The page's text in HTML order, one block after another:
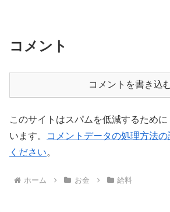
コメント
コメントを書き込
このサイトはスパムを低減するため
います。
コメントデータの処理方法
ください。
ホーム お金 給料